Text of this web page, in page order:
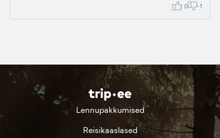
0 1
Lennupakkumised
Reisikaaslased